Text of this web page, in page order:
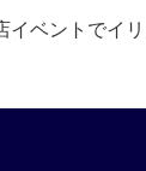
ベントでイ